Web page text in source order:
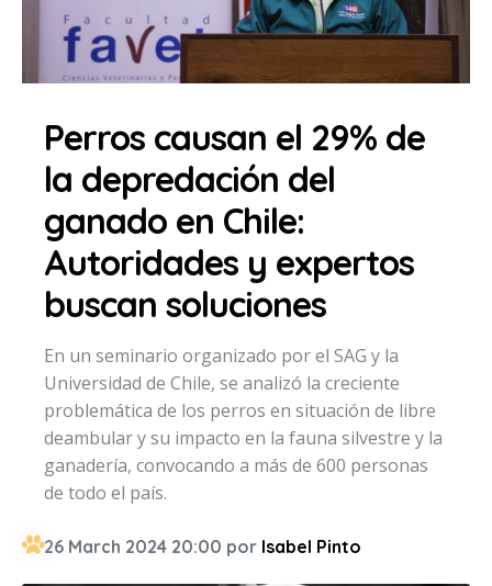
Perros causan el 29% de
la depredación del
ganado en Chile:
Autoridades y expertos
buscan soluciones
En un seminario organizado por el SAG y la
Universidad de Chile, se analizó la creciente
problemática de los perros en situación de libre
deambular y su impacto en la fauna silvestre y la
ganadería, convocando a más de 600 personas
de todo el país.
26 March 2024 20:00 por Isabel Pinto